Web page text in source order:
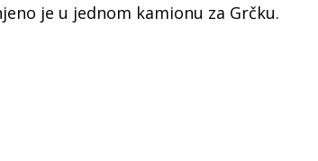
je u jednom kamionu za Grčku.